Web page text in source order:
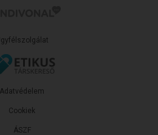
ÁSZF
Adatvédelem
Cookiek